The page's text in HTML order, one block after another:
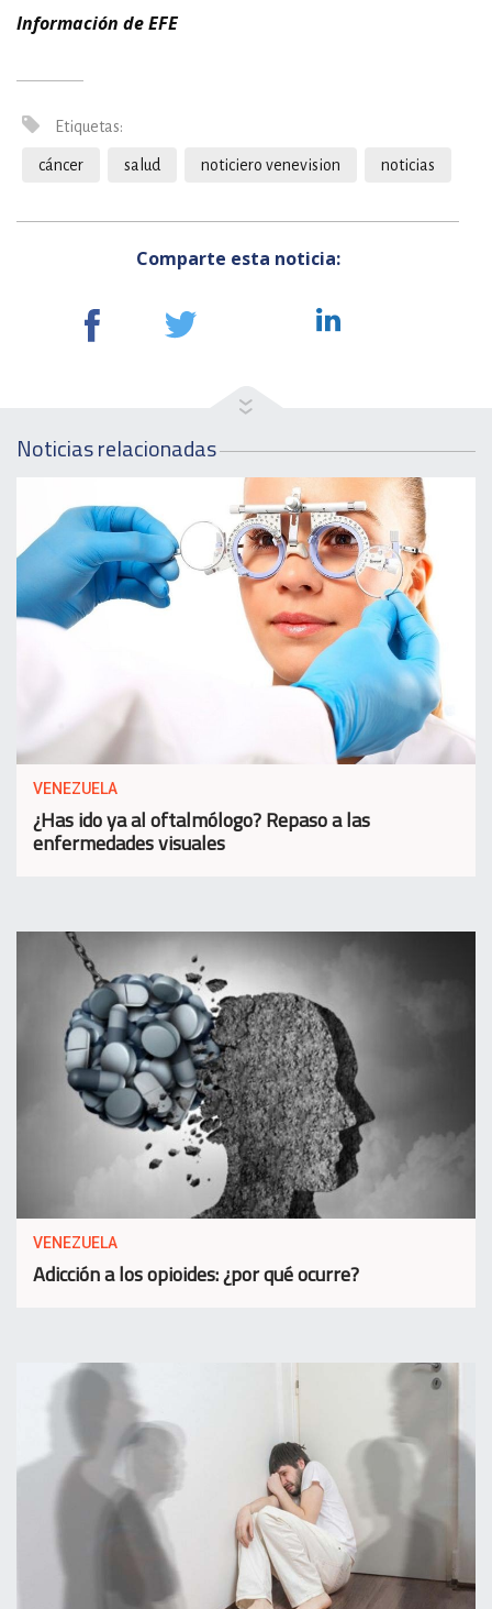
Información de EFE
Etiquetas:
cáncer salud noticiero venevision noticias
Comparte esta noticia:
Noticias relacionadas
VENEZUELA
¿Has ido ya al oftalmólogo? Repaso a las
enfermedades visuales
VENEZUELA
Adicción a los opioides: ¿por qué ocurre?